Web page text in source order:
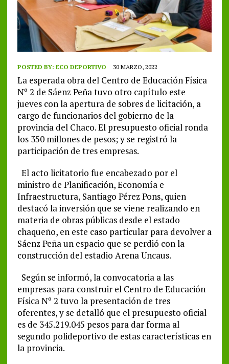
POSTED BY: ECO DEPORTIVO 30 MARZO, 2022
La esperada obra del Centro de Educación Física
Nº 2 de Sáenz Peña tuvo otro capítulo este
jueves con la apertura de sobres de licitación, a
cargo de funcionarios del gobierno de la
provincia del Chaco. El presupuesto oficial ronda
los 350 millones de pesos; y se registró la
participación de tres empresas.
El acto licitatorio fue encabezado por el
ministro de Planificación, Economía e
Infraestructura, Santiago Pérez Pons, quien
destacó la inversión que se viene realizando en
materia de obras públicas desde el estado
chaqueño, en este caso particular para devolver a
Sáenz Peña un espacio que se perdió con la
construcción del estadio Arena Uncaus.
Según se informó, la convocatoria a las
empresas para construir el Centro de Educación
Física Nº 2 tuvo la presentación de tres
oferentes, y se detalló que el presupuesto oficial
es de 345.219.045 pesos para dar forma al
segundo polideportivo de estas características en
la provincia.